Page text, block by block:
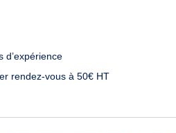
d’expérience
rendez-vous à 50€ HT